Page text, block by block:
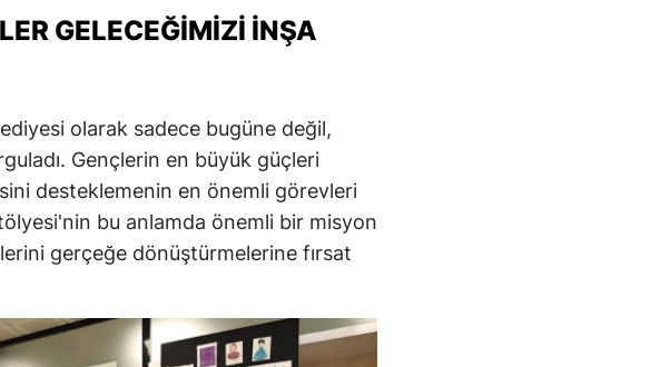
GELECEĞIMIZI İNŞA
olarak sadece bugüne değil,
Gençlerin en büyük güçleri
desteklemenin en önemli görevleri
bu anlamda önemli bir misyon
gerçeğe dönüştürmelerine fırsat